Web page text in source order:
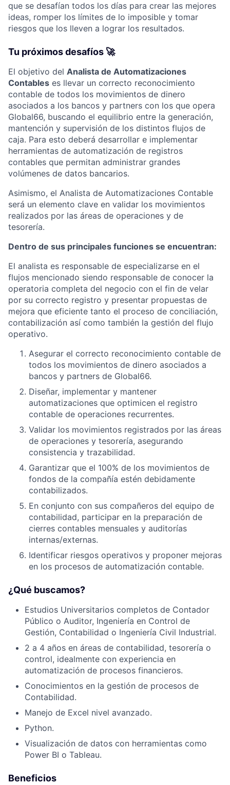
que se desafían todos los días para crear las mejores
ideas, romper los límites de lo imposible y tomar
riesgos que los lleven a lograr los resultados.
Tu próximos desafíos 🚀
El objetivo del Analista de Automatizaciones
Contables es llevar un correcto reconocimiento
contable de todos los movimientos de dinero
asociados a los bancos y partners con los que opera
Global66, buscando el equilibrio entre la generación,
mantención y supervisión de los distintos flujos de
caja. Para esto deberá desarrollar e implementar
herramientas de automatización de registros
contables que permitan administrar grandes
volúmenes de datos bancarios.
Asimismo, el Analista de Automatizaciones Contable
será un elemento clave en validar los movimientos
realizados por las áreas de operaciones y de
tesorería.
Dentro de sus principales funciones se encuentran:
El analista es responsable de especializarse en el
flujos mencionado siendo responsable de conocer la
operatoria completa del negocio con el fin de velar
por su correcto registro y presentar propuestas de
mejora que eficiente tanto el proceso de conciliación,
contabilización así como también la gestión del flujo
operativo.
Asegurar el correcto reconocimiento contable de
todos los movimientos de dinero asociados a
bancos y partners de Global66.
Diseñar, implementar y mantener
automatizaciones que optimicen el registro
contable de operaciones recurrentes.
Validar los movimientos registrados por las áreas
de operaciones y tesorería, asegurando
consistencia y trazabilidad.
Garantizar que el 100% de los movimientos de
fondos de la compañía estén debidamente
contabilizados.
En conjunto con sus compañeros del equipo de
contabilidad, participar en la preparación de
cierres contables mensuales y auditorías
internas/externas.
Identificar riesgos operativos y proponer mejoras
en los procesos de automatización contable.
¿Qué buscamos?
Estudios Universitarios completos de Contador
Público o Auditor, Ingeniería en Control de
Gestión, Contabilidad o Ingeniería Civil Industrial.
2 a 4 años en áreas de contabilidad, tesorería o
control, idealmente con experiencia en
automatización de procesos financieros.
Conocimientos en la gestión de procesos de
Contabilidad.
Manejo de Excel nivel avanzado.
Python.
Visualización de datos con herramientas como
Power BI o Tableau.
Beneficios